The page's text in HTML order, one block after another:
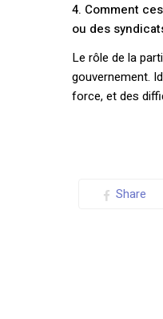
4. Comment
ou des
Le rôle de la
gouvernement.
force, et des
Share